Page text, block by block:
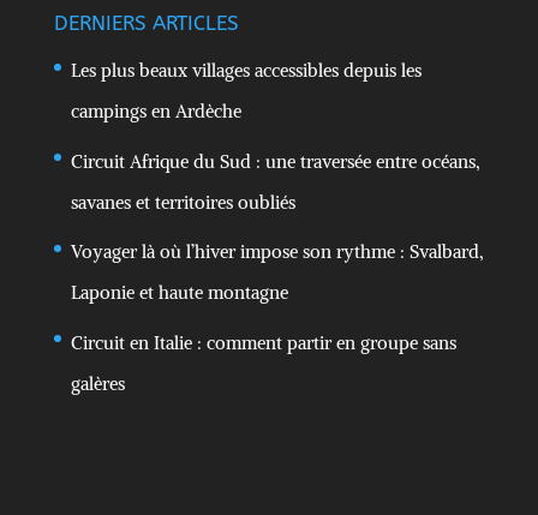
DERNIERS ARTICLES
Les plus beaux villages accessibles depuis les
campings en Ardèche
Circuit Afrique du Sud : une traversée entre océans,
savanes et territoires oubliés
Voyager là où l’hiver impose son rythme : Svalbard,
Laponie et haute montagne
Circuit en Italie : comment partir en groupe sans
galères